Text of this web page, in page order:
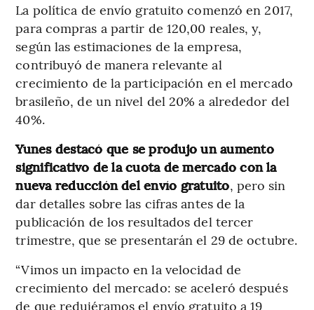
La política de envío gratuito comenzó en 2017,
para compras a partir de 120,00 reales, y,
según las estimaciones de la empresa,
contribuyó de manera relevante al
crecimiento de la participación en el mercado
brasileño, de un nivel del 20% a alrededor del
40%.
Yunes destacó que se produjo un aumento
significativo de la cuota de mercado con la
nueva reducción del envío gratuito, pero sin
dar detalles sobre las cifras antes de la
publicación de los resultados del tercer
trimestre, que se presentarán el 29 de octubre.
“Vimos un impacto en la velocidad de
crecimiento del mercado: se aceleró después
de que redujéramos el envío gratuito a 19